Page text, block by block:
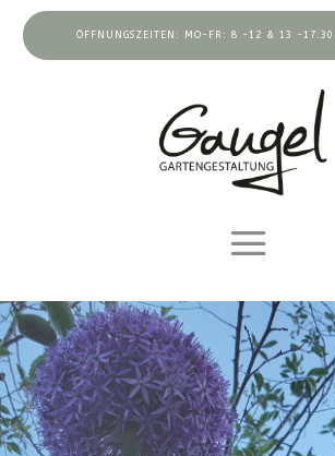
ÖFFNUNGSZEITEN: MO-FR: 8 -12 & 13 -17:30